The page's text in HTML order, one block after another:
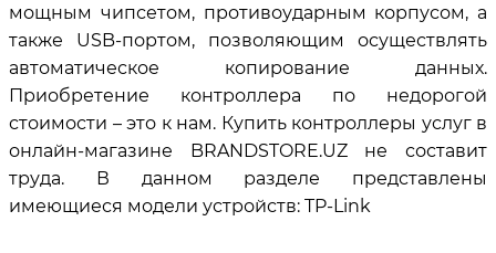
мощным чипсетом, противоударным корпусом, а
также USB-портом, позволяющим осуществлять
автоматическое копирование данных.
Приобретение контроллера по недорогой
стоимости – это к нам. Купить контроллеры услуг в
онлайн-магазине BRANDSTORE.UZ не составит
труда. В данном разделе представлены
имеющиеся модели устройств: TP-Link